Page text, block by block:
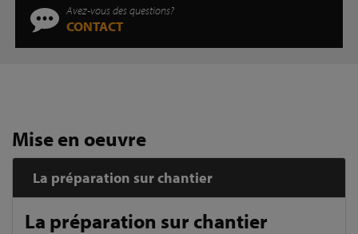
Avez-vous des questions?
CONTACT
Mise en oeuvre
La préparation sur chantier
La préparation sur chantier